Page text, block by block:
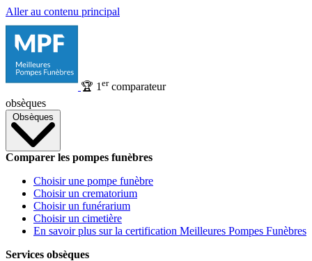
Aller au contenu principal
🏆 1 ercomparateur
obsèques
Obsèques
Comparer les pompes funèbres
Choisir une pompe funèbre
Choisir un crematorium
Choisir un funérarium
Choisir un cimetière
En savoir plus sur la certification Meilleures Pompes Funèbres
Services obsèques